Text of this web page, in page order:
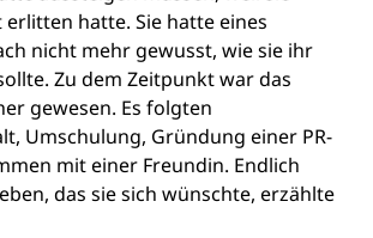
hatte. Sie hatte eines
nicht mehr gewusst, wie sie ihr
Zu dem Zeitpunkt war das
gewesen. Es folgten
Umschulung, Gründung einer PR-
mit einer Freundin. Endlich
das sie sich wünschte, erzählte